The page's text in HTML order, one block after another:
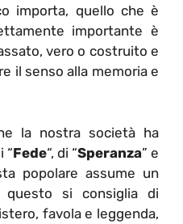
importa, quello che è
importante è
vero o costruito e
il senso alla memoria e
la nostra società ha
“Fede“, di “Speranza” e
popolare assume un
si consiglia di
favola e leggenda,